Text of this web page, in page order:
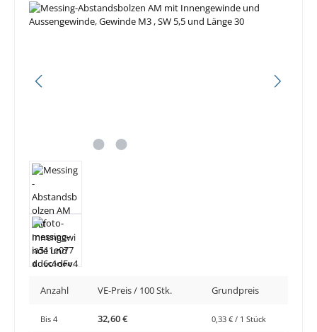
Bildergalerie überspringen
Anzahl VE-Preis / 100 Stk. Grundpreis
Bis 4 32,60 € 0,33 € / 1 Stück